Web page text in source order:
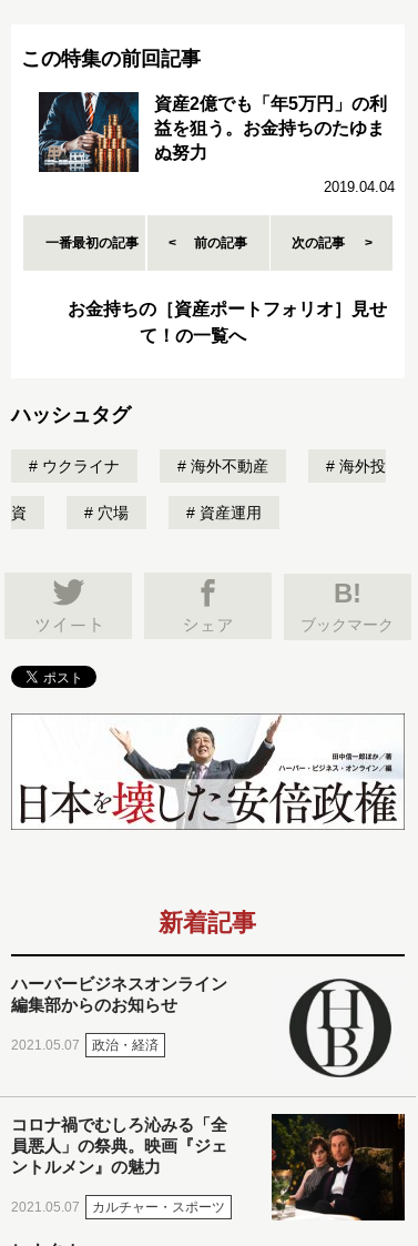
この特集の前回記事
資産2億でも「年5万円」の利
益を狙う。お金持ちのたゆま
ぬ努力
2019.04.04
一番最初の記事 前の記事 次の記事
お金持ちの［資産ポートフォリオ］見せ
て！の一覧へ
ハッシュタグ
ウクライナ 海外不動産 海外投
資 穴場 資産運用
B!
ブックマーク
新着記事
ハーバービジネスオンライン
編集部からのお知らせ
2021.05.07 政治・経済
コロナ禍でむしろ沁みる「全
員悪人」の祭典。映画『ジェ
ントルメン』の魅力
2021.05.07 カルチャー・スポーツ